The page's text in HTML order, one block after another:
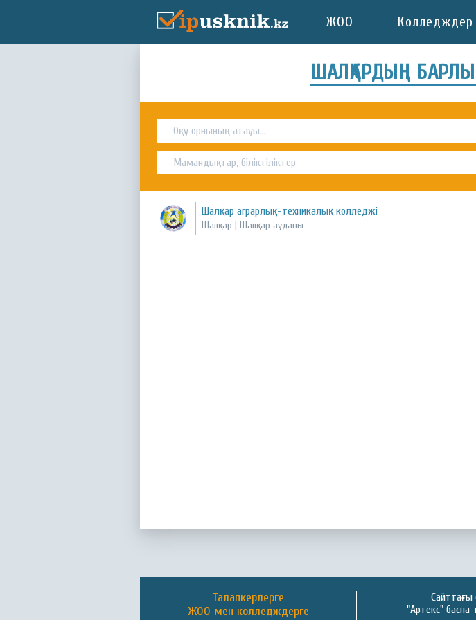
ЖОО Колледждер
ШАЛҚАРДЫҢ
Шалқар аграрлық-техникалық колледжі
Шалқар | Шалқар ауданы
Талапкерлерге
ЖОО мен колледждерге
Сайттағы
"Артекс"